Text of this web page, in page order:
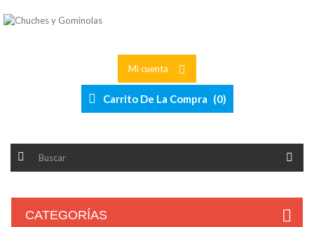
Mi cuenta
Carrito De La Compra (0)
CATEGORÍAS